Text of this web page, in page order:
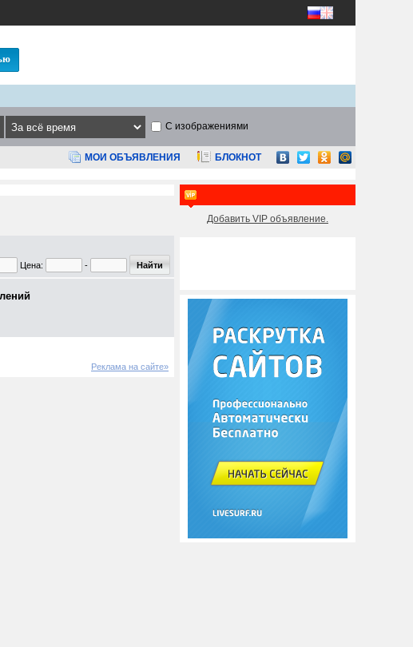
С изображениями
МОИ ОБЪЯВЛЕНИЯ БЛОКНОТ
Цена: -
Реклама на сайте»
Добавить VIP объявление.